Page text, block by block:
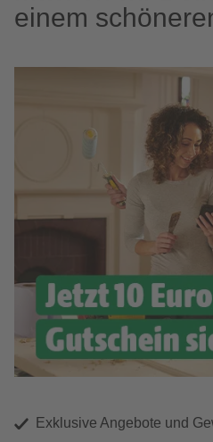
einem
Exklusive Angebote und